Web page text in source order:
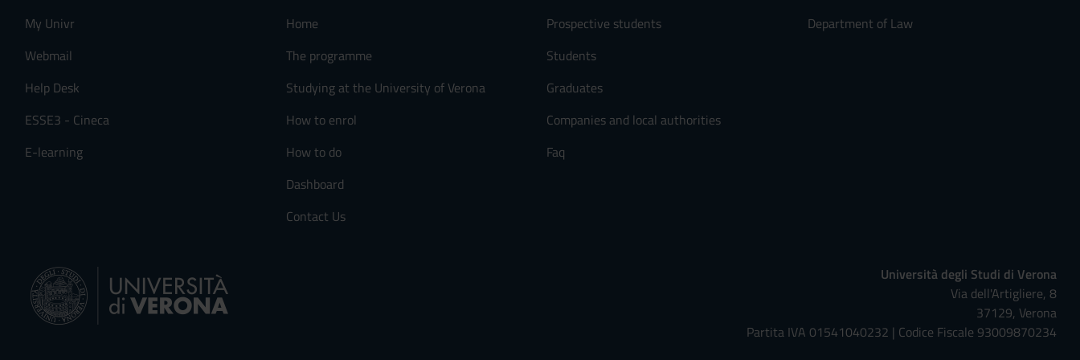
My Univr
Webmail
Help Desk
ESSE3 - Cineca
E-learning
Home
The programme
Studying at the University of Verona
How to enrol
How to do
Dashboard
Contact Us
Prospective students
Students
Graduates
Companies and local authorities
Faq
Department of Law
Università degli Studi di Verona
Via dell'Artigliere, 8
37129, Verona
Partita IVA 01541040232 | Codice Fiscale 93009870234